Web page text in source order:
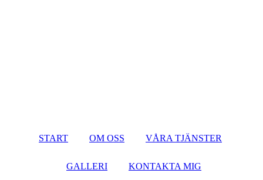
START OM OSS VÅRA TJÄNSTER
GALLERI KONTAKTA MIG